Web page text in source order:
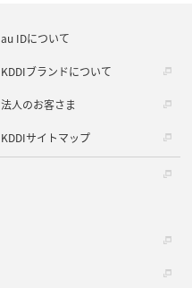
au IDについて
KDDIブランドについて
法人のお客さま
KDDIサイトマップ